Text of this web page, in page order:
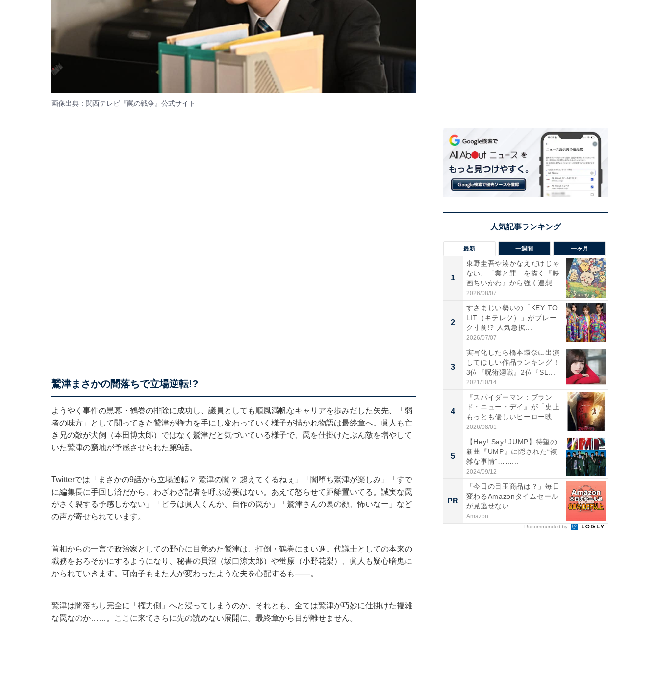
画像出典：関西テレビ『罠の戦争』 公式サイト
鷲津まさかの闇落ちで立場逆転!?
ようやく事件の黒幕・鶴巻の排除に成功し、議員としても順風満帆なキャリアを歩みだした矢先、「弱
者の味方」として闘ってきた鷲津が権力を手にし変わっていく様子が描かれ物語は最終章へ。眞人も亡
き兄の敵が犬飼（本田博太郎）ではなく鷲津だと気づいている様子で、罠を仕掛けたぶん敵を増やして
いた鷲津の窮地が予感させられた第9話。
Twitterでは「まさかの9話から立場逆転？ 鷲津の闇？ 超えてくるねぇ」「闇堕ち鷲津が楽しみ」「すで
に編集長に手回し済だから、わざわざ記者を呼ぶ必要はない。あえて怒らせて距離置いてる。誠実な罠
がさく裂する予感しかない」「ビラは眞人くんか、自作の罠か」「鷲津さんの裏の顔、怖いなー」など
の声が寄せられています。
首相からの一言で政治家としての野心に目覚めた鷲津は、打倒・鶴巻にまい進。代議士としての本来の
職務をおろそかにするようになり、秘書の貝沼（坂口涼太郎）や蛍原（小野花梨）、眞人も疑心暗鬼に
かられていきます。可南子もまた人が変わったような夫を心配するも――。
鷲津は闇落ちし完全に「権力側」へと浸ってしまうのか、それとも、全ては鷲津が巧妙に仕掛けた複雑
な罠なのか……。ここに来てさらに先の読めない展開に。最終章から目が離せません。
最新 一週間 一ヶ月
1
東野圭吾や湊かなえだけじゃ
ない、「業と罪」を描く『映
画ちいかわ』から強く連想し
た...
2026/08/07
2
すさまじい勢いの「KEY TO
LIT（キテレツ）」がブレー
ク寸前!? 人気急拡...
2026/07/07
3
実写化したら橋本環奈に出演
してほしい作品ランキング！
3位『呪術廻戦』2位『SL...
2021/10/14
4
『スパイダーマン：ブラン
ド・ニュー・デイ』が「史上
もっとも優しいヒーロー映
画」に...
2026/08/01
5
【Hey! Say! JUMP】待望の
新曲『UMP』に隠された“複
雑な事情”……...
2024/09/12
PR
「今日の目玉商品は？」毎日
変わるAmazonタイムセール
が見逃せない
Amazon
Recommended by